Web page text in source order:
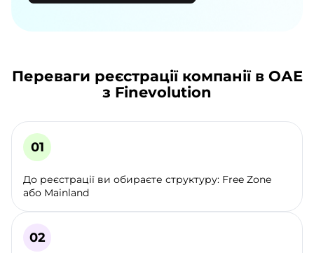
Переваги реєстрації компанії в ОАЕ
з Finevolution
До реєстрації ви обираєте структуру: Free Zone
або Mainland